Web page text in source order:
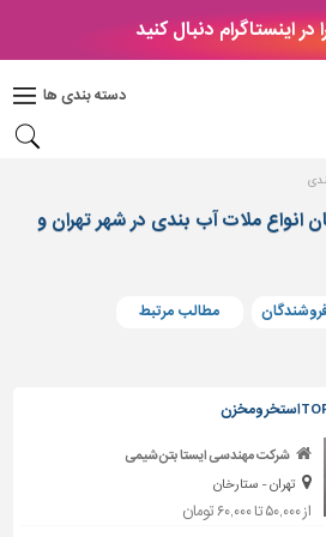
در اینستاگرام دنبال کنید
دسته بندی ها
ملات آب بندی در شهر تهران و
مطالب مرتبط
شرکت مهندسی ایستا بتن شیمی
تهران - ستارخان
از ۵۰,۰۰۰ تا ۶۰,۰۰۰ تومان